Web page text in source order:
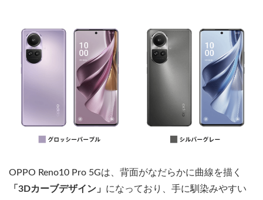
OPPO Reno10 Pro 5Gは、背面がなだらかに曲線を描く
「3Dカーブデザイン」 になっており、手に馴染みやすい